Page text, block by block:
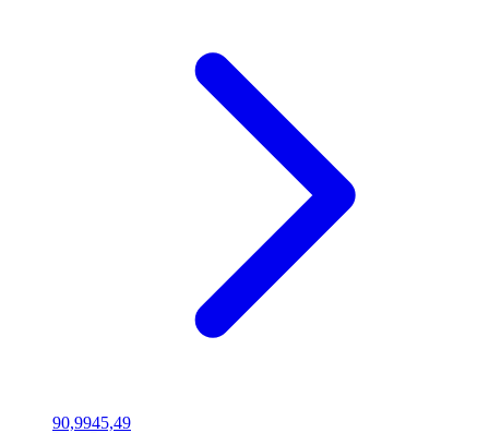
90,9945,49